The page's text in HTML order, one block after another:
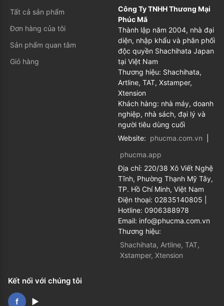
Tất cả sản phẩm
Đơn hàng của tôi
Sản phẩm quan tâm
Giỏ hàng
Công Ty TNHH Thương Mại
Phúc Mã
Thành lập năm 2004, nhà đại
diện, nhập khẩu và phân phối
độc quyền Shachihata Japan
tại Việt Nam
Thương hiệu: Shachihata,
Artline, TAT, Xstamper,
Xtension
Khách hàng: nhà máy, doanh
nghiệp, nhà sách, đại lý và
người tiêu dùng cuối
Website: phucma.com.vn
phucma.app
Địa chỉ: 220/38 Xô Viết Nghệ
Tĩnh, Phường Thạnh Mỹ Tây,
TP. Hồ Chí Minh, Việt Nam
Điện thoại: 02835140805
Hotline: 0906388978
Email: info@phucma.com.vn
Thương hiệu:
Shachihata, Artline, TAT,
Xstamper, Xtension
Kết nối với chúng tôi
f ▶